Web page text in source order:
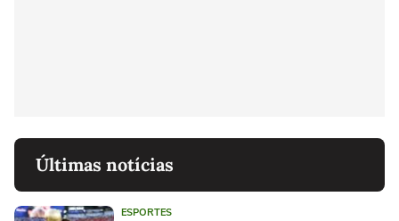
Últimas notícias
ESPORTES